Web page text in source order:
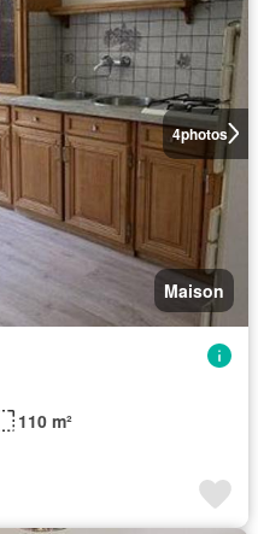
4photos
Maison
110 m²